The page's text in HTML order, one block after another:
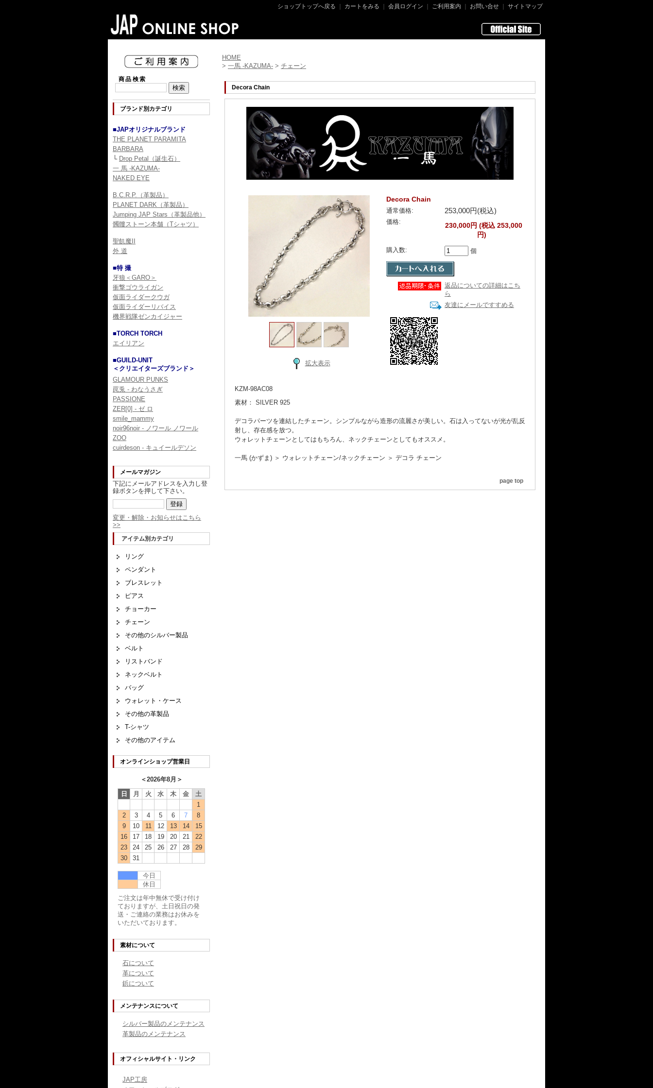
ショップトップへ戻る カートをみる 会員ログイン ご利用案内 お問い合せ サイトマップ
商品検索
ブランド別カテゴリ
■JAPオリジナルブランド
THE PLANET PARAMITA
BARBARA
└ Drop Petal（誕生石）
一 馬 -KAZUMA-
NAKED EYE
B.C.R.P.（革製品）
PLANET DARK（革製品）
Jumping JAP Stars（革製品他）
髑髏ストーン本舗（Tシャツ）
聖飢魔II
外 道
■特 撮
牙狼＜GARO＞
衝撃ゴウライガン
仮面ライダークウガ
仮面ライダーリバイス
機界戦隊ゼンカイジャー
■TORCH TORCH
エイリアン
■GUILD-UNIT
＜クリエイターズブランド＞
GLAMOUR PUNKS
罠兎 - わなうさぎ
PASSIONE
ZER[0] - ゼ ロ
smile_mammy
noir96noir - ノワール ノワール
ZOO
cuirdeson - キュイールデソン
メールマガジン
下記にメールアドレスを入力し登
録ボタンを押して下さい。
変更・解除・お知らせはこちら
>>
アイテム別カテゴリ
リング
ペンダント
ブレスレット
ピアス
チョーカー
チェーン
その他のシルバー製品
ベルト
リストバンド
ネックベルト
バッグ
ウォレット・ケース
その他の革製品
T-シャツ
その他のアイテム
オンラインショップ営業日
＜2026年8月 ＞
日
月 火 水 木 金
土
1
2
3 4 5 6 7
8
9
10 11 12 13 14
15
16
17 18 19 20 21
22
23
24 25 26 27 28
29
30
31
今日
休日
ご注文は年中無休で受け付け
ておりますが、土日祝日の発
送・ご連絡の業務はお休みを
いただいております。
素材について
石について
革について
鋲について
メンテナンスについて
シルバー製品のメンテナンス
革製品のメンテナンス
オフィシャルサイト・リンク
JAP工房
HOME
> 一馬 -KAZUMA- > チェーン
Decora Chain
拡大表示
Decora Chain
通常価格: 253,000円(税込)
価格:
230,000円 (税込 253,000
円)
購入数: 個
返品についての詳細はこち
ら
友達にメールですすめる
KZM-98AC08
素材： SILVER 925
デコラパーツを連結したチェーン。シンプルながら造形の流麗さが美しい。石は入ってないが光が乱反
射し、存在感を放つ。
ウォレットチェーンとしてはもちろん、ネックチェーンとしてもオススメ。
一馬 (かずま) ＞ ウォレットチェーン/ネックチェーン ＞ デコラ チェーン
page top